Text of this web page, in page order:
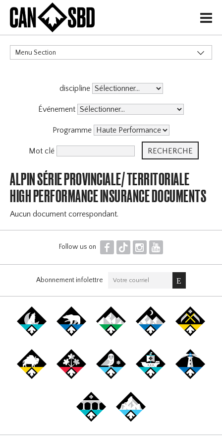
H
Menu Section
discipline
Événement
Programme
Mot clé
ALPIN SÉRIE PROVINCIALE/ TERRITORIALE
HIGH PERFORMANCE INSURANCE DOCUMENTS
Aucun document correspondant.
Follow us on F T I Y
Abonnement infolettre